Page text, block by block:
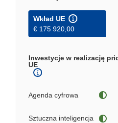
Wkład UE
€ 175 920,00
Inwestycje w realizację
UE
Agenda cyfrowa
Sztuczna inteligencja